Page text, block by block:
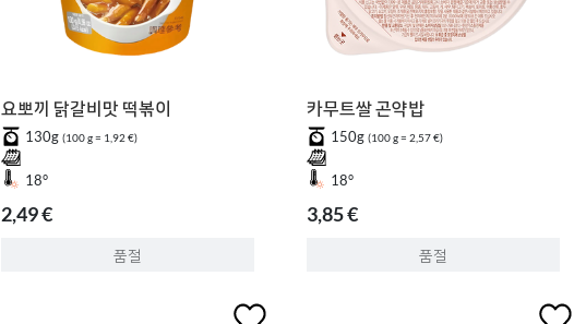
요뽀끼 닭갈비맛 떡볶이
130g (100 g = 1,92 €)
18°
2,49 €
품절
카무트쌀 곤약밥
150g (100 g = 2,57 €)
18°
3,85 €
품절